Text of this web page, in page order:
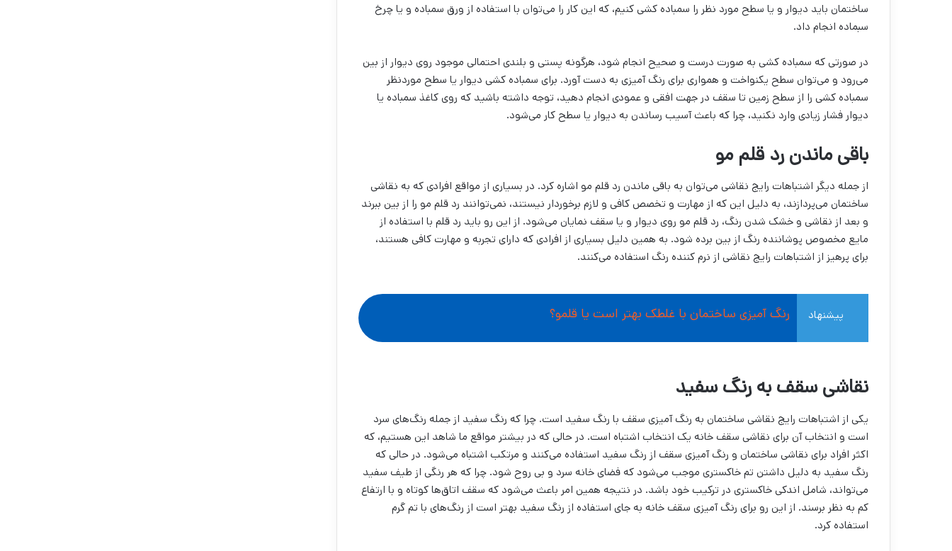
ساختمان باید دیوار و یا سطح مورد نظر را سمباده کشی کنیم، که این کار را می‌‌توان با استفاده از ورق سمباده و یا چرخ
سبماده انجام داد.
در صورتی که سمباده کشی به صورت درست و صحیح انجام شود، هرگونه پستی و بلندی‌‌ احتمالی موجود روی دیوار از بین
می‌‌رود و می‌‌توان سطح یکنواخت و همواری برای رنگ آمیزی به دست آورد. برای سمباده کشی دیوار یا سطح موردنظر
سمباده کشی را از سطح زمین تا سقف در جهت افقی و عمودی انجام دهید، توجه داشته باشید که روی کاغذ سمباده یا
دیوار فشار زیادی وارد نکنید، چرا که باعث آسیب رساندن به دیوار یا سطح کار می‌شود.
باقی ماندن رد قلم مو
از جمله دیگر اشتباهات رایج نقاشی می‌‌توان به باقی ماندن رد قلم مو اشاره کرد. در بسیاری از مواقع افرادی که به نقاشی
ساختمان می‌‌پردازند، به دلیل این که از مهارت و تخصص کافی و لازم برخوردار نیستند، نمی‌‌توانند رد قلم مو را از بین ببرند
و بعد از نقاشی و خشک شدن رنگ، رد قلم مو روی دیوار و یا سقف نمایان می‌‌شود. از این رو باید رد قلم با استفاده از
مایع مخصوص پوشاننده رنگ از بین برده شود. به همین دلیل بسیاری از افرادی که دارای تجربه و مهارت کافی هستند،
برای پرهیز از اشتباهات رایج نقاشی از نرم کننده رنگ استفاده می‌کنند.
پیشنهاد رنگ آمیزی ساختمان با غلطک بهتر است یا قلمو؟
نقاشی سقف به رنگ سفید
یکی از اشتباهات رایج نقاشی ساختمان به رنگ آمیزی سقف با رنگ سفید است. چرا که رنگ سفید از جمله رنگ‌‌های سرد
است و انتخاب آن برای نقاشی سقف خانه یک انتخاب اشتباه است. در حالی که در بیشتر مواقع ما شاهد این هستیم، که
اکثر افراد برای نقاشی ساختمان و رنگ آمیزی سقف از رنگ سفید استفاده می‌کنند و مرتکب اشتباه می‌شود. در حالی که
رنگ سفید به دلیل داشتن تم خاکستری موجب می‌‌شود که فضای خانه سرد و بی روح شود. چرا که هر رنگی از طیف سفید
می‌‌تواند، شامل اندکی خاکستری در ترکیب خود باشد. در نتیجه همین امر باعث می‌شود که سقف اتاق‌‌ها کوتاه و با ارتفاع
کم به نظر برسند. از این رو برای رنگ آمیزی سقف خانه به جای استفاده از رنگ سفید بهتر است از رنگ‌های با تم گرم
استفاده کرد.